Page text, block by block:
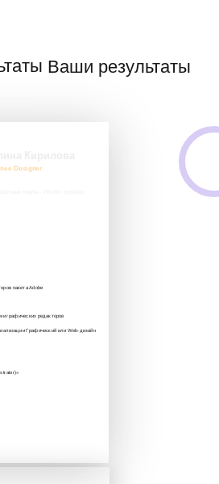
Ваши результаты
Designer
пакета Adobe
графических редакторов
Графический или Web-дизайн